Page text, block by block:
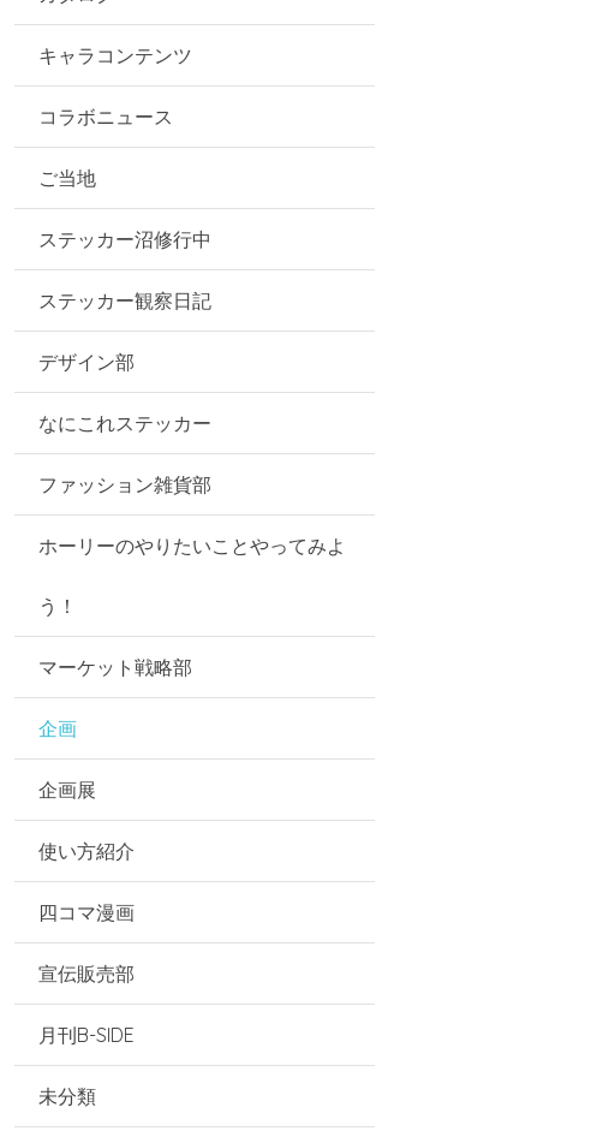
キャラコンテンツ
コラボニュース
ご当地
ステッカー沼修行中
ステッカー観察日記
デザイン部
なにこれステッカー
ファッション雑貨部
ホーリーのやりたいことやってみよ
う！
マーケット戦略部
企画
企画展
使い方紹介
四コマ漫画
宣伝販売部
月刊B-SIDE
未分類